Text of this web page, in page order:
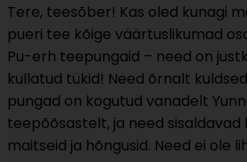
Tere, teesõber! Kas oled kunagi
pueri tee kõige väärtuslikumad
Pu-erh teepungaid – need on
kullatud tükid! Need õrnalt
pungad on kogutud vanadelt
teepõõsastelt, ja need sisaldavad
maitseid ja hõngusid. Need ei ole